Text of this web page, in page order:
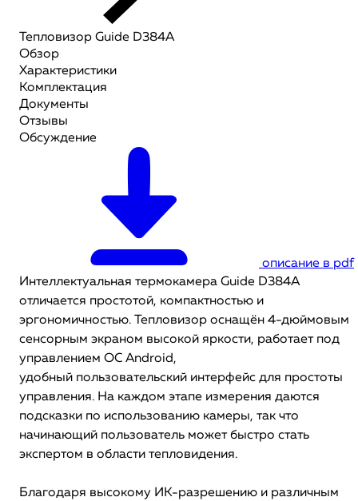
Тепловизор Guide D384A
Обзор
Характеристики
Комплектация
Документы
Отзывы
Обсуждение
описание в pdf
Интеллектуальная термокамера Guide D384A
отличается простотой, компактностью и
эргономичностью. Тепловизор оснащён 4-дюймовым
сенсорным экраном высокой яркости, работает под
управлением ОС Android,
удобный пользовательский интерфейс для простоты
управления. На каждом этапе измерения даются
подсказки по использованию камеры, так что
начинающий пользователь может быстро стать
экспертом в области тепловидения.
Благодаря высокому ИК-разрешению и различным